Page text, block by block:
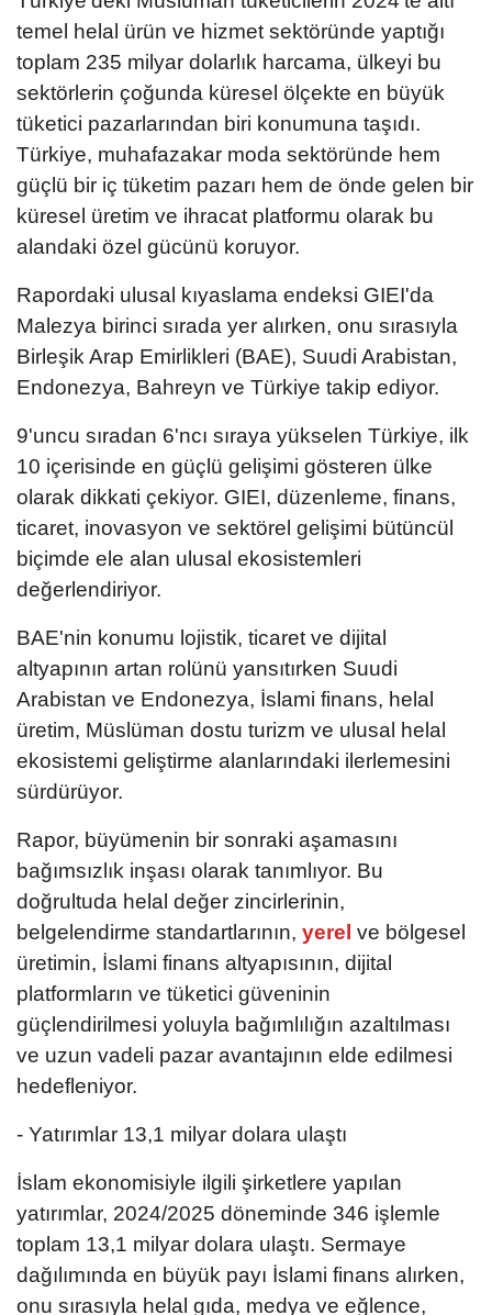
temel helal ürün ve hizmet sektöründe yaptığı
toplam 235 milyar dolarlık harcama, ülkeyi bu
sektörlerin çoğunda küresel ölçekte en büyük
tüketici pazarlarından biri konumuna taşıdı.
Türkiye, muhafazakar moda sektöründe hem
güçlü bir iç tüketim pazarı hem de önde gelen bir
küresel üretim ve ihracat platformu olarak bu
alandaki özel gücünü koruyor.
Rapordaki ulusal kıyaslama endeksi GIEI'da
Malezya birinci sırada yer alırken, onu sırasıyla
Birleşik Arap Emirlikleri (BAE), Suudi Arabistan,
Endonezya, Bahreyn ve Türkiye takip ediyor.
9'uncu sıradan 6'ncı sıraya yükselen Türkiye, ilk
10 içerisinde en güçlü gelişimi gösteren ülke
olarak dikkati çekiyor. GIEI, düzenleme, finans,
ticaret, inovasyon ve sektörel gelişimi bütüncül
biçimde ele alan ulusal ekosistemleri
değerlendiriyor.
BAE'nin konumu lojistik, ticaret ve dijital
altyapının artan rolünü yansıtırken Suudi
Arabistan ve Endonezya, İslami finans, helal
üretim, Müslüman dostu turizm ve ulusal helal
ekosistemi geliştirme alanlarındaki ilerlemesini
sürdürüyor.
Rapor, büyümenin bir sonraki aşamasını
bağımsızlık inşası olarak tanımlıyor. Bu
doğrultuda helal değer zincirlerinin,
belgelendirme standartlarının, yerel ve bölgesel
üretimin, İslami finans altyapısının, dijital
platformların ve tüketici güveninin
güçlendirilmesi yoluyla bağımlılığın azaltılması
ve uzun vadeli pazar avantajının elde edilmesi
hedefleniyor.
- Yatırımlar 13,1 milyar dolara ulaştı
İslam ekonomisiyle ilgili şirketlere yapılan
yatırımlar, 2024/2025 döneminde 346 işlemle
toplam 13,1 milyar dolara ulaştı. Sermaye
dağılımında en büyük payı İslami finans alırken,
onu sırasıyla helal gıda, medya ve eğlence,